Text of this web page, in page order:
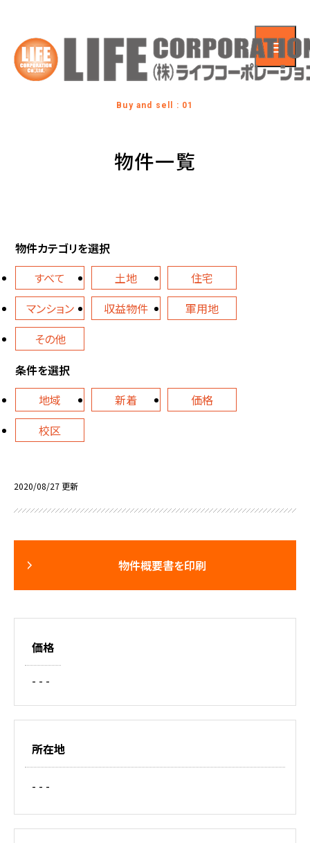
Buy and sell : 01
物件一覧
物件カテゴリを選択
すべて
土地
住宅
マンション
収益物件
軍用地
その他
条件を選択
地域
新着
価格
校区
2020/08/27 更新
物件概要書を印刷
価格
- - -
所在地
- - -